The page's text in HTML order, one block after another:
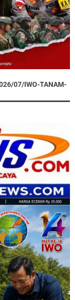
07/IWO-TANAM-